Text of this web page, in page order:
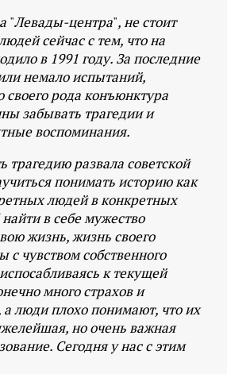
"Левады-центра", не стоит
сейчас с тем, что на
в 1991 году. За последние
немало испытаний,
своего рода конъюнктура
забывать трагедии и
воспоминания.
трагедию развала советской
понимать историю как
людей в конкретных
в себе мужество
жизнь, жизнь своего
с чувством собственного
к текущей
много страхов и
а люди плохо понимают, что их
но очень важная
Сегодня у нас с этим